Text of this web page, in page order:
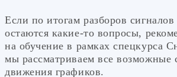
Если по итогам разборов
остаются какие-то вопросы,
на обучение в рамках спецкурса
мы рассматриваем все возможные
движения графиков.